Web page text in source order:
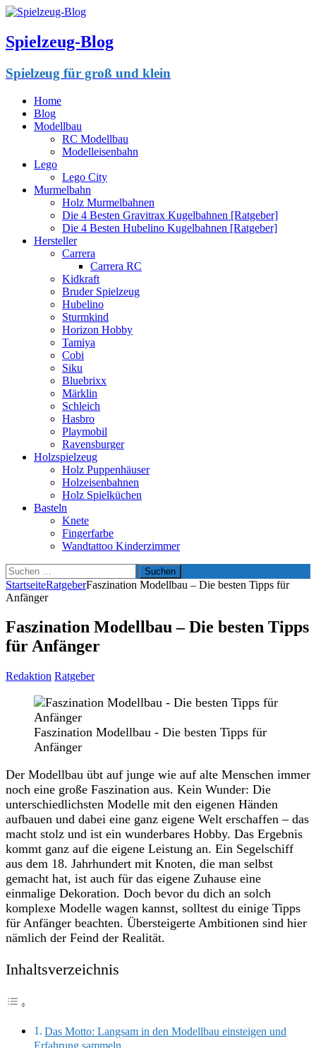
Spielzeug-Blog
Spielzeug für groß und klein
Home
Blog
Modellbau
RC Modellbau
Modelleisenbahn
Lego
Lego City
Murmelbahn
Holz Murmelbahnen
Die 4 Besten Gravitrax Kugelbahnen [Ratgeber]
Die 4 Besten Hubelino Kugelbahnen [Ratgeber]
Hersteller
Carrera
Carrera RC
Kidkraft
Bruder Spielzeug
Hubelino
Sturmkind
Horizon Hobby
Tamiya
Cobi
Siku
Bluebrixx
Märklin
Schleich
Hasbro
Playmobil
Ravensburger
Holzspielzeug
Holz Puppenhäuser
Holzeisenbahnen
Holz Spielküchen
Basteln
Knete
Fingerfarbe
Wandtattoo Kinderzimmer
Suchen
nach:
StartseiteRatgeberFaszination Modellbau – Die besten Tipps für
Anfänger
Faszination Modellbau – Die besten Tipps
für Anfänger
Redaktion Ratgeber
Faszination Modellbau - Die besten Tipps für
Anfänger
Der Modellbau übt auf junge wie auf alte Menschen immer
noch eine große Faszination aus. Kein Wunder: Die
unterschiedlichsten Modelle mit den eigenen Händen
aufbauen und dabei eine ganz eigene Welt erschaffen – das
macht stolz und ist ein wunderbares Hobby. Das Ergebnis
kommt ganz auf die eigene Leistung an. Ein Segelschiff
aus dem 18. Jahrhundert mit Knoten, die man selbst
gemacht hat, ist auch für das eigene Zuhause eine
einmalige Dekoration. Doch bevor du dich an solch
komplexe Modelle wagen kannst, solltest du einige Tipps
für Anfänger beachten. Übersteigerte Ambitionen sind hier
nämlich der Feind der Realität.
Inhaltsverzeichnis
Das Motto: Langsam in den Modellbau einsteigen und